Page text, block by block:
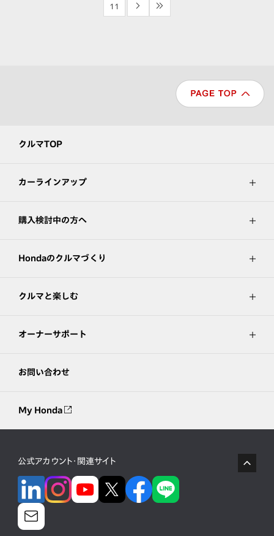
11 > >>
クルマTOP
カーラインアップ
購入検討中の方へ
Hondaのクルマづくり
クルマと楽しむ
オーナーサポート
お問い合わせ
My Honda
公式アカウント・関連サイト